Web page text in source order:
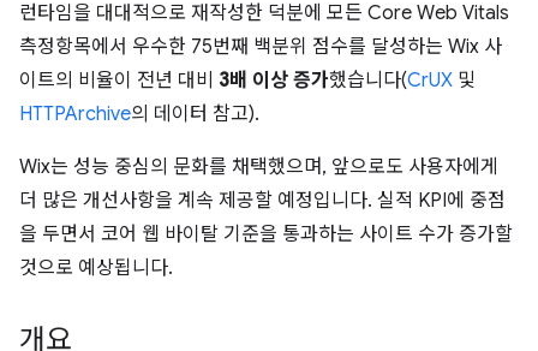
런타임을 대대적으로 재작성한 덕분에 모든 Core Web Vitals
측정항목에서 우수한 75번째 백분위 점수를 달성하는 Wix 사
이트의 비율이 전년 대비 3배 이상 증가했습니다(CrUX 및
HTTPArchive의 데이터 참고).
Wix는 성능 중심의 문화를 채택했으며, 앞으로도 사용자에게
더 많은 개선사항을 계속 제공할 예정입니다. 실적 KPI에 중점
을 두면서 코어 웹 바이탈 기준을 통과하는 사이트 수가 증가할
것으로 예상됩니다.
개요